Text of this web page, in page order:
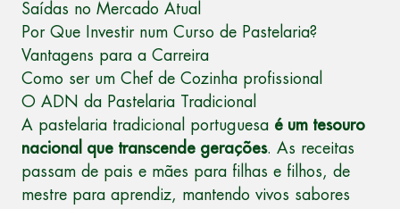
Saídas no Mercado Atual
Por Que Investir num Curso de Pastelaria?
Vantagens para a Carreira
Como ser um Chef de Cozinha profissional
O ADN da Pastelaria Tradicional
A pastelaria tradicional portuguesa é um tesouro
nacional que transcende gerações. As receitas
passam de pais e mães para filhas e filhos, de
mestre para aprendiz, mantendo vivos sabores